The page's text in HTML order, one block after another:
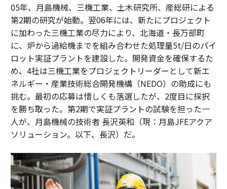
05年、月島機械、三機工業、土木研究所、産総研による
第2期の研究が始動。翌06年には、新たにプロジェクト
に加わった三機工業の尽力により、北海道・長万部町
に、炉から過給機までを組み合わせた処理量5t/日のパイ
ロット実証プラントを建設した。開発資金を確保するた
め、4社は三機工業をプロジェクトリーダーとして新エ
ネルギー・産業技術総合開発機構（NEDO）の助成にも
挑む。最初の応募は惜しくも落選したが、2度目に採択
を勝ち取った。第2期で実証プラントの試験を担った一
人が、月島機械の技術者 長沢英和（現：月島JFEアクア
ソリューション。以下、長沢）だ。